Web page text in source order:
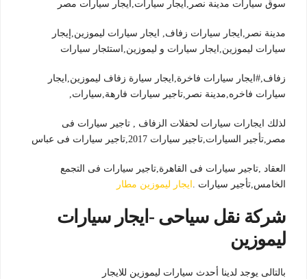
سوق سيارات مدينة نصر,ايجار سيارات,ايجار سيارات مصر
مدينة نصر,ايجار سيارات زفاف, ايجار سيارات ليموزين,إيجار
سيارات ليموزين,ايجار سيارات و ليموزين,استئجار سيارات
زفاف,#ايجار سيارات فاخرة,ايجار سيارة زفاف ليموزين,ايجار
سيارات فاخره,مدينة نصر,تاجير سيارات فارهة,سيارات,
لذلك ايجارات سيارات لحفلات الزفاف , تاجير سيارات فى
مصر,تأجير السيارات,تاجير سيارات 2017,تاجير سيارات فى عباس
العقاد ,تاجير سيارات فى القاهرة,تاجير سيارات فى التجمع
الخامس,تأجير سيارات . ايجار ليموزين مطار
شركة نقل سياحى -ايجار سيارات
ليموزين
بالتالى يوجد لدينا أحدث سيارات ليموزين للايجار